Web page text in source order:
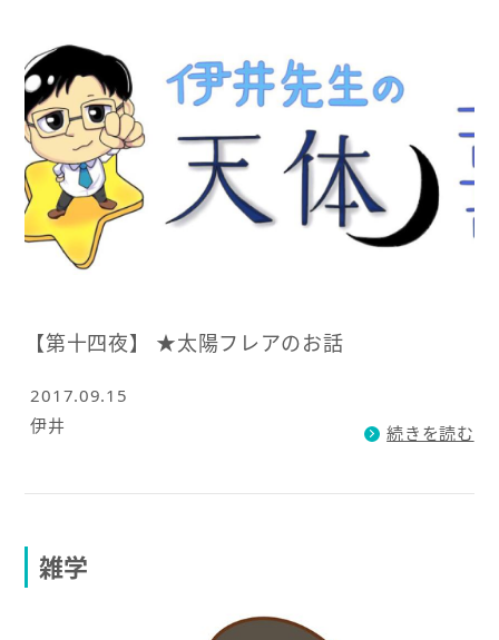
【第十四夜】 ★太陽フレアのお話
2017.09.15
伊井
続きを読む
雑学